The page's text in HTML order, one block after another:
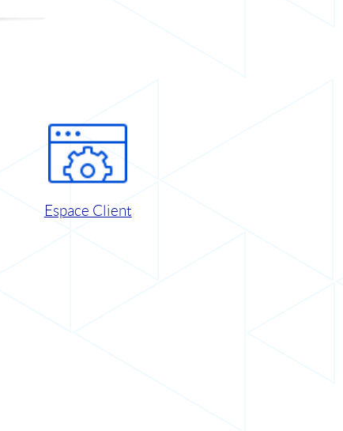
Espace Client